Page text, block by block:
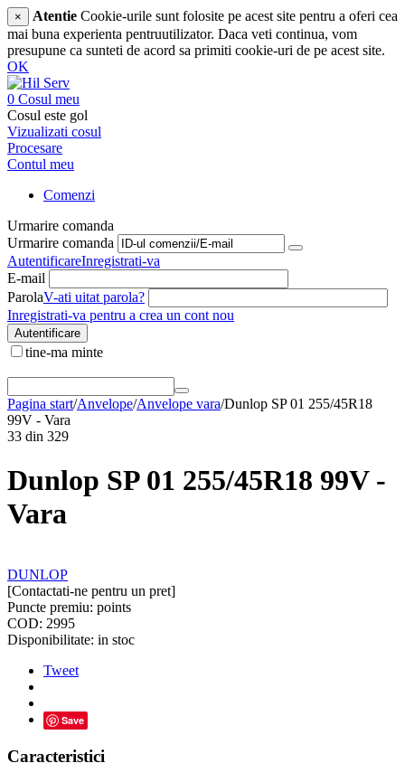
× Atentie Cookie-urile sunt folosite pe acest site pentru a oferi cea
mai buna experienta pentruutilizator. Daca veti continua, vom
presupune ca sunteti de acord sa primiti cookie-uri de pe acest site.
OK
0 Cosul meu
Cosul este gol
Vizualizati cosul
Procesare
Contul meu
Comenzi
Urmarire comanda
Urmarire comanda
AutentificareInregistrati-va
E-mail
ParolaV-ati uitat parola?
Inregistrati-va pentru a crea un cont nou
Autentificare
tine-ma minte
Pagina start/Anvelope/Anvelope vara/Dunlop SP 01 255/45R18
99V - Vara
33 din 329
Dunlop SP 01 255/45R18 99V -
Vara
DUNLOP
[Contactati-ne pentru un pret]
Puncte premiu: points
COD: 2995
Disponibilitate: in stoc
Tweet
Save
Caracteristici